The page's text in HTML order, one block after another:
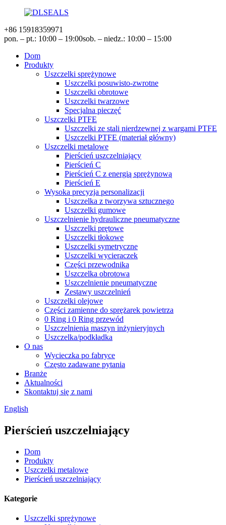
+86 15918359971
pon. – pt.: 10:00 – 19:00sob. – niedz.: 10:00 – 15:00
Dom
Produkty
Uszczelki sprężynowe
Uszczelki posuwisto-zwrotne
Uszczelki obrotowe
Uszczelki twarzowe
Specjalna pieczęć
Uszczelki PTFE
Uszczelki ze stali nierdzewnej z wargami PTFE
Uszczelki PTFE (materiał główny)
Uszczelki metalowe
Pierścień uszczelniający
Pierścień C
Pierścień C z energią sprężynową
Pierścień E
Wysoka precyzja personalizacji
Uszczelka z tworzywa sztucznego
Uszczelki gumowe
Uszczelnienie hydrauliczne pneumatyczne
Uszczelki prętowe
Uszczelki tłokowe
Uszczelki symetryczne
Uszczelki wycieraczek
Części przewodnika
Uszczelka obrotowa
Uszczelnienie pneumatyczne
Zestawy uszczelnień
Uszczelki olejowe
Części zamienne do sprężarek powietrza
0 Ring i 0 Ring przewód
Uszczelnienia maszyn inżynieryjnych
Uszczelka/podkładka
O nas
Wycieczka po fabryce
Często zadawane pytania
Branże
Aktualności
Skontaktuj się z nami
English
Pierścień uszczelniający
Dom
Produkty
Uszczelki metalowe
Pierścień uszczelniający
Kategorie
Uszczelki sprężynowe